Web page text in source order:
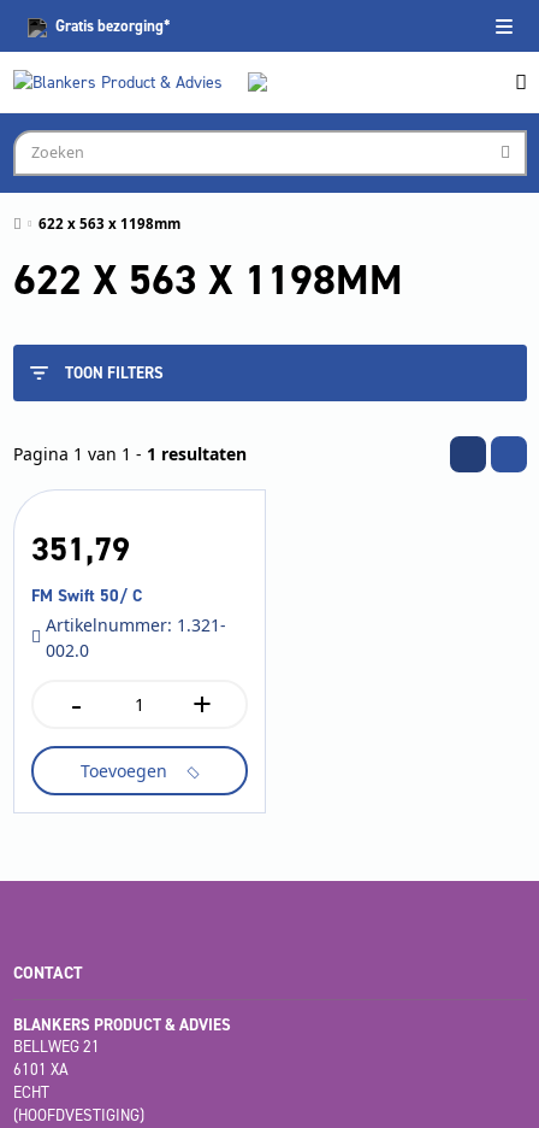
Gratisbezorging*
622 x 563 x 1198mm
622 X 563 X 1198MM
TOON FILTERS
Pagina 1 van 1 - 1 resultaten
351,79
FM Swift 50/ C
Artikelnummer: 1.321-
002.0
-
50/
aantal
+
Toevoegen
CONTACT
BLANKERS PRODUCT & ADVIES
BELLWEG 21
6101 XA
ECHT
(HOOFDVESTIGING)